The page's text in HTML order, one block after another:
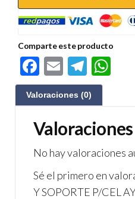
Comparte este producto
F
ac
e
b
o
o
k
E
m
ail
Te
le
gr
a
m
s
A
p
p
Valoraciones (0)
Valoraciones
No hay valoraciones
Sé el primero en
Y SOPORTE P/CEL